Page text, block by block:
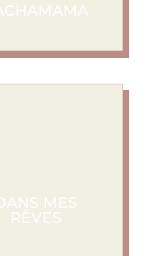
MES
RÊVES